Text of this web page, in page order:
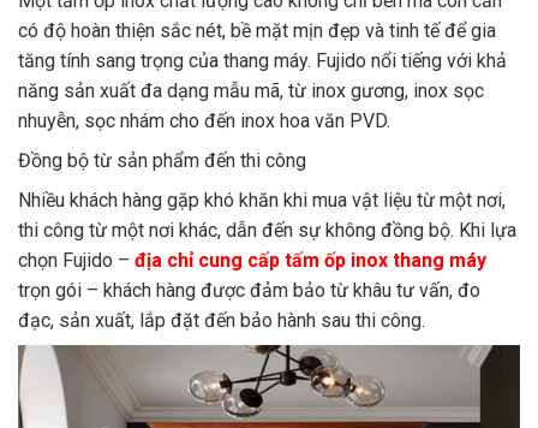
có độ hoàn thiện sắc nét, bề mặt mịn đẹp và tinh tế để gia
tăng tính sang trọng của thang máy. Fujido nổi tiếng với khả
năng sản xuất đa dạng mẫu mã, từ inox gương, inox sọc
nhuyễn, sọc nhám cho đến inox hoa văn PVD.
Đồng bộ từ sản phẩm đến thi công
Nhiều khách hàng gặp khó khăn khi mua vật liệu từ một nơi,
thi công từ một nơi khác, dẫn đến sự không đồng bộ. Khi lựa
chọn Fujido – địa chỉ cung cấp tấm ốp inox thang máy
trọn gói – khách hàng được đảm bảo từ khâu tư vấn, đo
đạc, sản xuất, lắp đặt đến bảo hành sau thi công.